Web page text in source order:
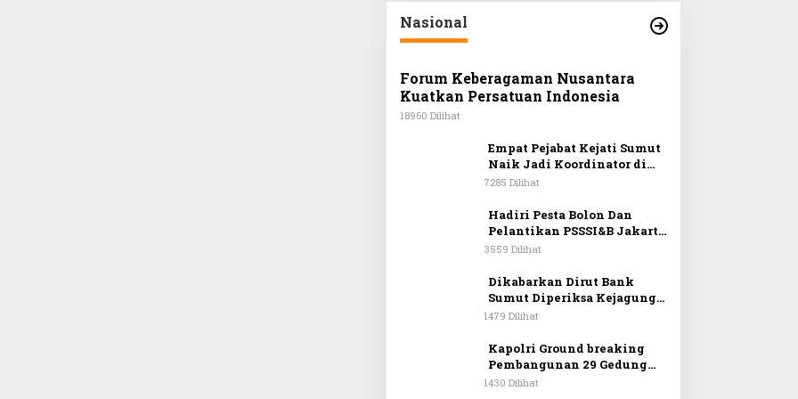
Nasional
Forum Keberagaman Nusantara
Kuatkan Persatuan Indonesia
18960 Dilihat
Empat Pejabat Kejati Sumut
Naik Jadi Koordinator di
Kejagung
7285 Dilihat
Hadiri Pesta Bolon Dan
Pelantikan PSSSI&B Jakarta
& Sekitarnya, Anggota DPR
Maruli Siahaan SH.MH:
Keturunan Simanjuntak
Dapat Berkontribusi
3559 Dilihat
Dikabarkan Dirut Bank
Sumut Diperiksa Kejagung
RI Terkait Pencairan Kredit
1479 Dilihat
Kapolri Ground breaking
Pembangunan 29 Gedung
SPPG Jajaran Polda Sumut
1430 Dilihat